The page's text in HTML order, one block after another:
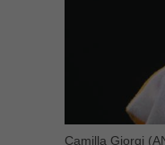
Camilla Giorgi